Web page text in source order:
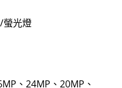
光燈
、24MP、20MP、